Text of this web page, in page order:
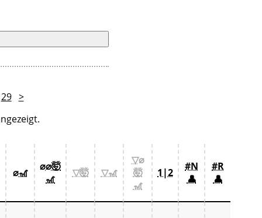
29 >
⌀🎢
⌀⌀🤯
🎢
▽🤯 ▽🎢
▽⌀
🤯
🎢
1|2
#N
👤
#R
👤